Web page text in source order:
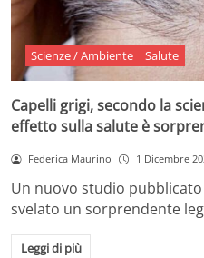
Scienze / Ambiente Salute
Capelli grigi, secondo la
effetto sulla salute è
Federica Maurino 1 Dicembre
Un nuovo studio
svelato un sorprendente
Leggi di più